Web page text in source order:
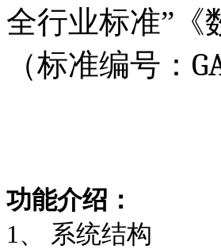
全行业标准”《
（标准编号：
功能介绍：
1、 系统结构